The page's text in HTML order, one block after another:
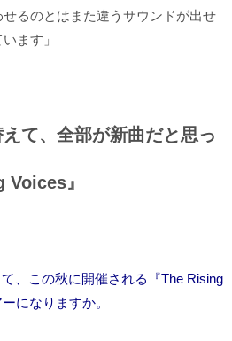
るのとはまた違うサウンドが出せ
ます」
て、全部が新曲だと思っ
』
、この秋に開催される『The Rising
になりますか。